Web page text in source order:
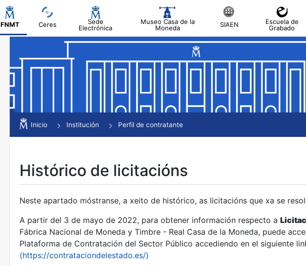
FNMT Ceres
Sede
Electrónica
Museo Casa de la
Moneda
SIAEN
Escuela de
Grabado
Mostrar/Ocultar
Mostrar/Ocultar
Mostrar/Ocultar
Mostrar/Ocultar
Inicio Institución Perfil de contratante
Histórico de licitacións
Neste apartado móstranse, a xeito de histórico, as licitacións que xa se
A partir del 3 de mayo de 2022, para obtener información respecto a
Fábrica Nacional de Moneda y Timbre - Real Casa de la Moneda, puede
Plataforma de Contratación del Sector Público accediendo en el siguiente
(https://contrataciondelestado.es/)